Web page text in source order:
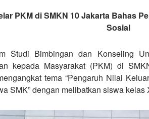
PKM di SMKN 10 Jakarta Bahas
Sosial
Studi Bimbingan dan Konseling
kepada Masyarakat (PKM) di
tema “Pengaruh Nilai
SMK” dengan melibatkan siswa